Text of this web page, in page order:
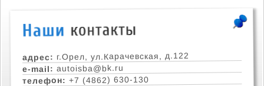
адрес: г.Орел, ул.Карачевская, д.122
e-mail: autoisba@bk.ru
телефон: +7 (4862) 630-130